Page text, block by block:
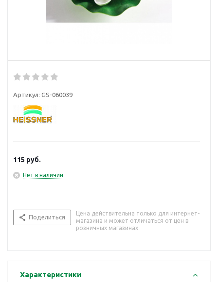
Артикул: GS-060039
115 руб.
Нет в наличии
Поделиться
Цена действительна только для интернет-
магазина и может отличаться от цен в
розничных магазинах
Характеристики